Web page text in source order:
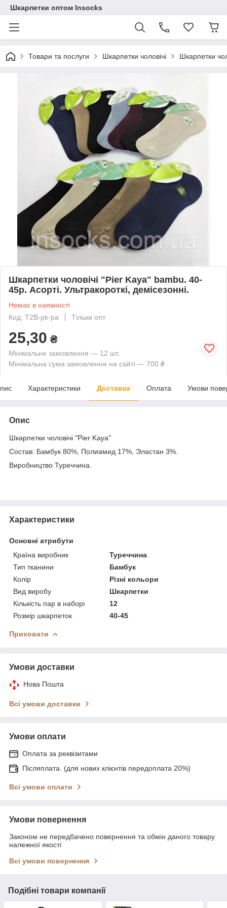
Шкарпетки оптом Insocks
Товари та послуги Шкарпетки чоловічі Шкарпетки
Шкарпетки чоловічі "Pier Kaya" bambu. 40-
45р. Асорті. Ультракороткі, демісезонні.
Немає в наявності
Код: T2B-pk-pa
Тільки опт
25,30 ₴
Мінімальне замовлення — 12 шт.
Мінімальна сума замовлення на сайті — 700 ₴
Характеристики Доставка Оплата Умови
Опис
Шкарпетки чоловічі "Pier Kaya"
Состав: Бамбук 80%, Полиамид 17%, Эластан 3%.
Виробництво Туреччина.
Характеристики
Основні атрибути
Країна виробник
Туреччина
Тип тканини
Бамбук
Колір
Різні кольори
Вид виробу
Шкарпетки
Кількість пар в наборі
12
Розмір шкарпеток
40-45
Приховати
Умови доставки
Нова Пошта
Всі умови доставки
Умови оплати
Оплата за реквізитами
Післяплата. (для нових клієнтів передоплата 20%)
Всі умови оплати
Умови повернення
Законом не передбачено повернення та обмін даного товару
належної якості
Всі умови повернення
Подібні товари компанії